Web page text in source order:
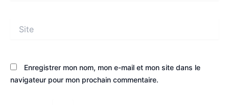
Enregistrer mon nom, mon e-mail et mon site dans le
navigateur pour mon prochain commentaire.